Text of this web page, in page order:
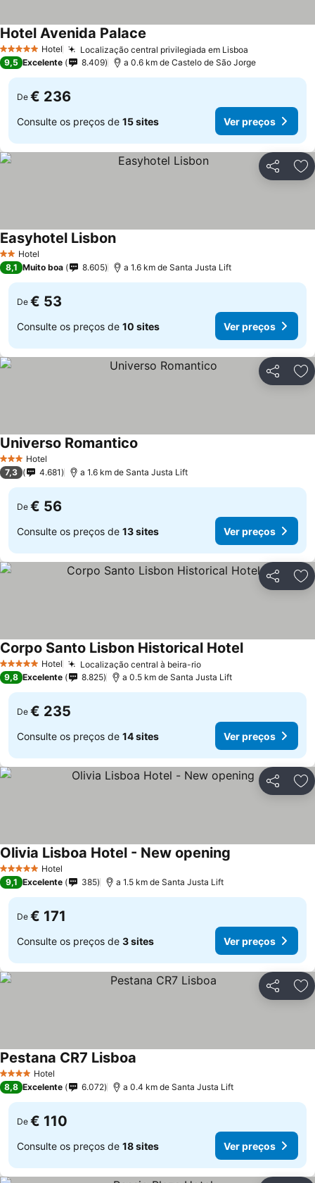
5 Estrelas Hotel Localização central privilegiada em Lisboa
Hotel Avenida Palace
9,5 Excelente 8.409 a 0.6 km de Castelo de São Jorge
De € 236
Consulte os preços de 15 sites Ver preços
Partilhar
2 Estrelas
Hotel
Easyhotel Lisbon
8,1 Muito boa 8.605 a 1.6 km de Santa Justa Lift
De € 53
Consulte os preços de 10 sites Ver preços
Partilhar
3 EstrelasHotel
Universo Romantico
7,3 4.681 a 1.6 km de Santa Justa Lift
De € 56
Consulte os preços de 13 sites Ver preços
Partilhar
5 Estrelas Hotel Localização central à beira-rio
Corpo Santo Lisbon Historical Hotel
9,8 Excelente 8.825 a 0.5 km de Santa Justa Lift
De € 235
Consulte os preços de 14 sites Ver preços
Partilhar
5 Estrelas Hotel
Olivia Lisboa Hotel - New opening
9,1 Excelente 385 a 1.5 km de Santa Justa Lift
De € 171
Consulte os preços de 3 sites Ver preços
Partilhar
4 EstrelasHotel
Pestana CR7 Lisboa
8,8 Excelente 6.072 a 0.4 km de Santa Justa Lift
De € 110
Consulte os preços de 18 sites Ver preços